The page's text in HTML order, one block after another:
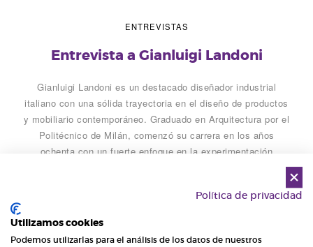
ENTREVISTAS
Entrevista a Gianluigi Landoni
Gianluigi Landoni es un destacado diseñador industrial
italiano con una sólida trayectoria en el diseño de productos
y mobiliario contemporáneo. Graduado en Arquitectura por el
Politécnico de Milán, comenzó su carrera en los años
ochenta con un fuerte enfoque en la experimentación
Política de privacidad
Utilizamos cookies
Podemos utilizarlas para el análisis de los datos de nuestros